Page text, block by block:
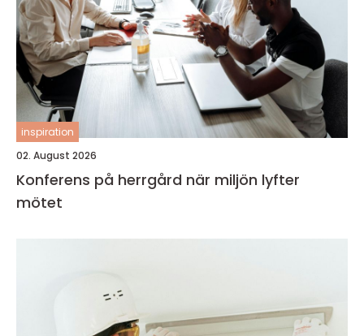
inspiration
02. August 2026
Konferens på herrgård när miljön lyfter
mötet